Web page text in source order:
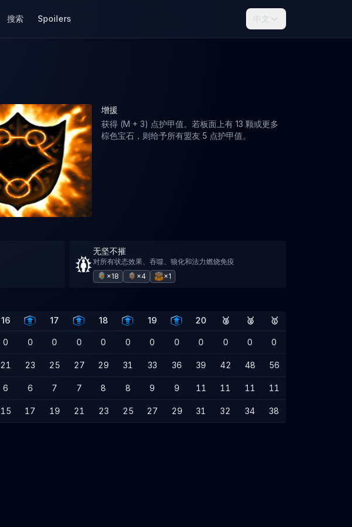
搜索 Spoilers 中文
增援
获得 (M + 3) 点护甲值。若板面上有 13 颗或更多
棕色宝石，则给予所有盟友 5 点护甲值。
无坚不摧
对所有状态效果、吞噬、狼化和法力燃烧免疫
×18
×4 ×1
16 17 18 19 20 🥉 🥈 🥇
0 0 0 0 0 0 0 0 0 0 0 0
21 23 25 27 29 31 33 36 39 42 48 56
6 6 7 7 8 8 9 9 11 11 11 11
15 17 19 21 23 25 27 29 31 32 34 38